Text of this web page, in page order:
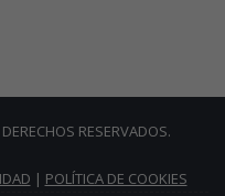
RESERVADOS.
| POLÍTICA DE COOKIES